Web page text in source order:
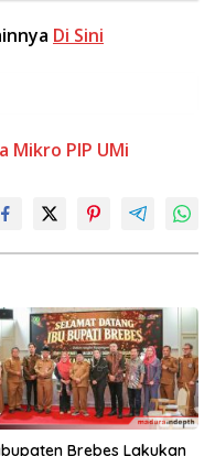
Di Sini
Mikro PIP UMi
Brebes Lakukan